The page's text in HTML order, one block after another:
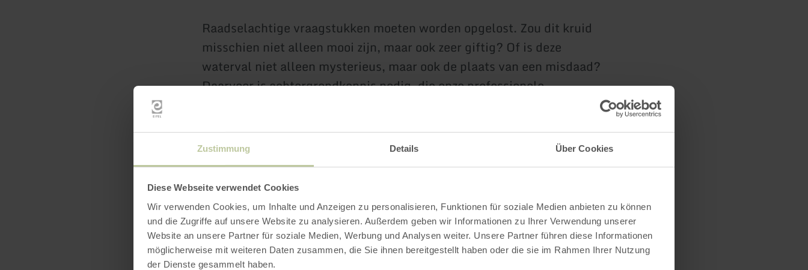
Zustimmung Details Über Cookies
Diese Webseite verwendet Cookies
Wir verwenden Cookies, um Inhalte und Anzeigen zu personalisieren, Funktionen für soziale Medien anbieten zu können
und die Zugriffe auf unsere Website zu analysieren. Außerdem geben wir Informationen zu Ihrer Verwendung unserer
Website an unsere Partner für soziale Medien, Werbung und Analysen weiter. Unsere Partner führen diese Informationen
möglicherweise mit weiteren Daten zusammen, die Sie ihnen bereitgestellt haben oder die sie im Rahmen Ihrer Nutzung
der Dienste gesammelt haben.
Raadselachtige vraagstukken moeten worden opgelost. Zou dit kruid
misschien niet alleen mooi zijn, maar ook zeer giftig? Of is deze
waterval niet alleen mysterieus, maar ook de plaats van een misdaad?
Daarvoor is achtergrondkennis nodig, die onze professionele
Prijs:Volwassenen 14,00 € per persoon, Jeugd. 10,00 € per persoon,
Groepen op aanvraag 50,00 €/ per uur
Minimum deelnemers:6 personen
Trefpunt:Bushaltestelle, Fritz-von-Wille-Str., 54578 Kerpen
Info/aanmelding verplicht:Informatie bij de toeristische informatie
Hillesheim, Tel: +49651 133300, e-mail: hillesheim@gerolsteiner-